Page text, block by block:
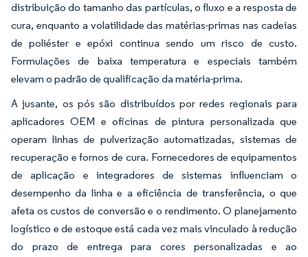
distribuição do tamanho das partículas, o fluxo e a resposta de
cura, enquanto a volatilidade das matérias-primas nas cadeias
de poliéster e epóxi continua sendo um risco de custo.
Formulações de baixa temperatura e especiais também
elevam o padrão de qualificação da matéria-prima.
A jusante, os pós são distribuídos por redes regionais para
aplicadores OEM e oficinas de pintura personalizada que
operam linhas de pulverização automatizadas, sistemas de
recuperação e fornos de cura. Fornecedores de equipamentos
de aplicação e integradores de sistemas influenciam o
desempenho da linha e a eficiência de transferência, o que
afeta os custos de conversão e o rendimento. O planejamento
logístico e de estoque está cada vez mais vinculado à redução
do prazo de entrega para cores personalizadas e ao